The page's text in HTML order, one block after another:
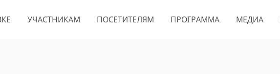
УЧАСТНИКАМ ПОСЕТИТЕЛЯМ ПРОГРАММА МЕДИА